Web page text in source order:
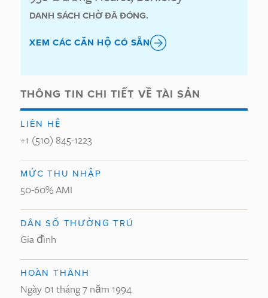
DANH SÁCH CHỜ ĐÃ ĐÓNG.
XEM CÁC CĂN HỘ CÓ SẴN
THÔNG TIN CHI TIẾT VỀ TÀI SẢN
LIÊN HỆ
+1 (510) 845-1223
MỨC THU NHẬP
50-60% AMI
DÂN SỐ THƯỜNG TRÚ
Gia đình
HOÀN THÀNH
Ngày 01 tháng 7 năm 1994